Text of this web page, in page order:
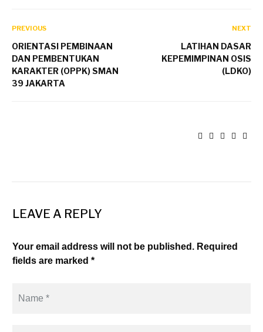
PREVIOUS
ORIENTASI PEMBINAAN
DAN PEMBENTUKAN
KARAKTER (OPPK) SMAN
39 JAKARTA
NEXT
LATIHAN DASAR
KEPEMIMPINAN OSIS
(LDKO)
LEAVE A REPLY
Your email address will not be published. Required
fields are marked *